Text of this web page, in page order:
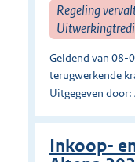
Regeling
Geldend van
terugwerkende
Uitgegeven
Inkoop-